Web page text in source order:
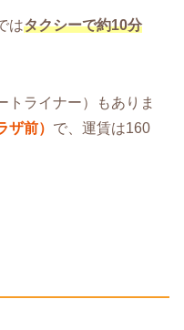
はタクシーで約10分
トライナー）もありま
前） で、運賃は160